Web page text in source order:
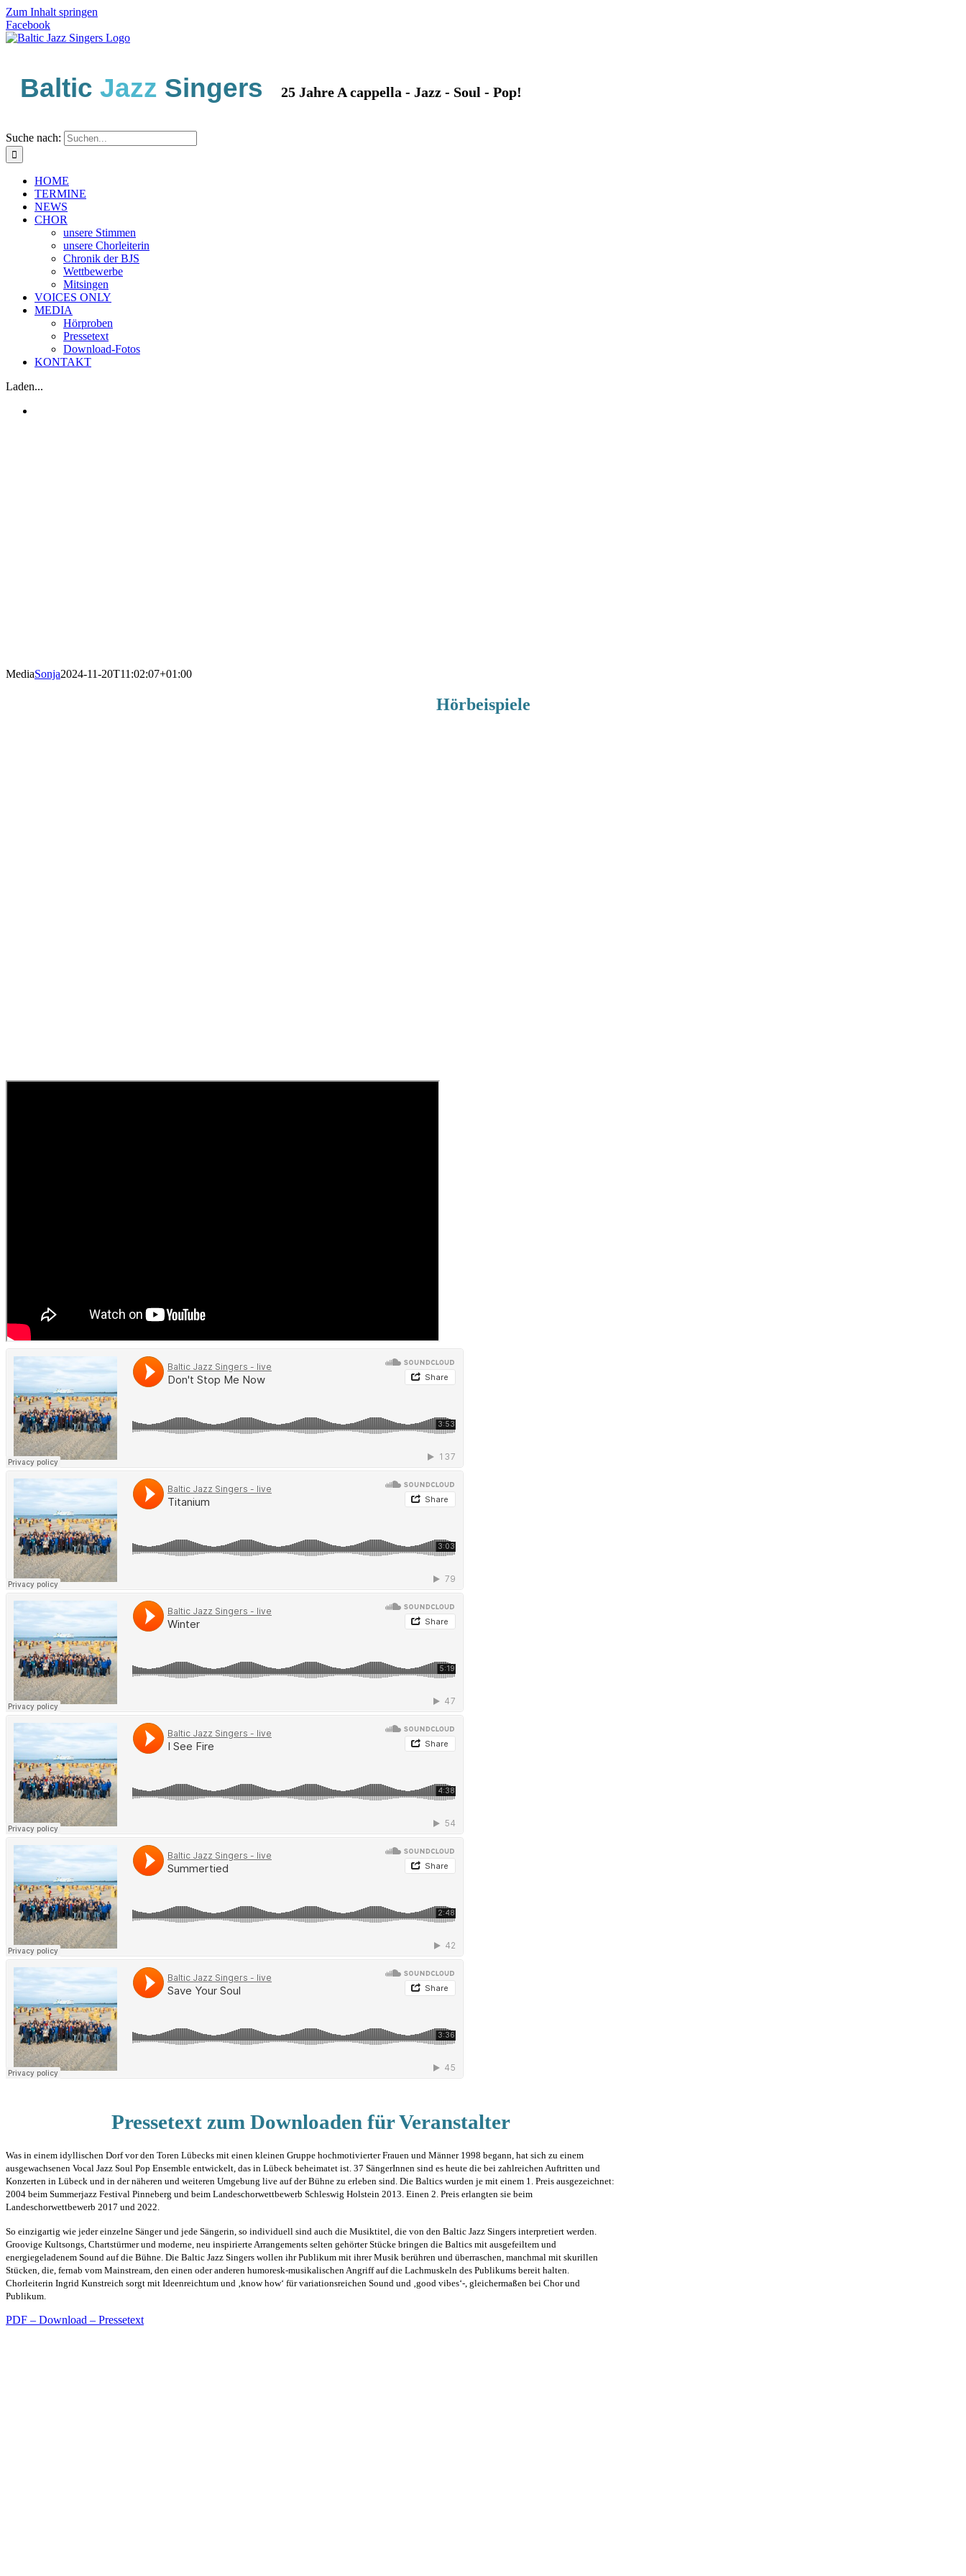
Zum Inhalt springen
Facebook
Baltic Jazz Singers 25 Jahre A cappella - Jazz - Soul - Pop!
Suche nach:
HOME
TERMINE
NEWS
CHOR
unsere Stimmen
unsere Chorleiterin
Chronik der BJS
Wettbewerbe
Mitsingen
VOICES ONLY
MEDIA
Hörproben
Pressetext
Download-Fotos
KONTAKT
Laden...
MediaSonja2024-11-20T11:02:07+01:00
Hörbeispiele
Pressetext zum Downloaden für Veranstalter
Was in einem idyllischen Dorf vor den Toren Lübecks mit einen kleinen Gruppe hochmotivierter Frauen und Männer 1998 begann, hat sich zu einem
ausgewachsenen Vocal Jazz Soul Pop Ensemble entwickelt, das in Lübeck beheimatet ist. 37 SängerInnen sind es heute die bei zahlreichen Auftritten und
Konzerten in Lübeck und in der näheren und weiteren Umgebung live auf der Bühne zu erleben sind. Die Baltics wurden je mit einem 1. Preis ausgezeichnet:
2004 beim Summerjazz Festival Pinneberg und beim Landeschorwettbewerb Schleswig Holstein 2013. Einen 2. Preis erlangten sie beim
Landeschorwettbewerb 2017 und 2022.
So einzigartig wie jeder einzelne Sänger und jede Sängerin, so individuell sind auch die Musiktitel, die von den Baltic Jazz Singers interpretiert werden.
Groovige Kultsongs, Chartstürmer und moderne, neu inspirierte Arrangements selten gehörter Stücke bringen die Baltics mit ausgefeiltem und
energiegeladenem Sound auf die Bühne. Die Baltic Jazz Singers wollen ihr Publikum mit ihrer Musik berühren und überraschen, manchmal mit skurillen
Stücken, die, fernab vom Mainstream, den einen oder anderen humoresk-musikalischen Angriff auf die Lachmuskeln des Publikums bereit halten.
Chorleiterin Ingrid Kunstreich sorgt mit Ideenreichtum und ‚know how‘ für variationsreichen Sound und ‚good vibes‘-, gleichermaßen bei Chor und
Publikum.
PDF – Download – Pressetext